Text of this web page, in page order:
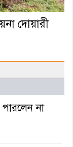
দোয়ারী
না